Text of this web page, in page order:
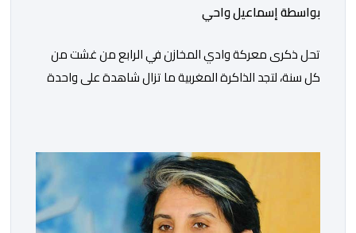
بواسطة إسماعيل واحي
تحل ذكرى معركة وادي المخازن في الرابع من غشت من
كل سنة، لتجد الذاكرة المغربية ما تزال شاهدة على واحدة
رأسها أن الطامعين في تدمير المغرب لا يتحركون إلا عندما
يجدون انقساما داخليا يمكن استغلاله. في […]